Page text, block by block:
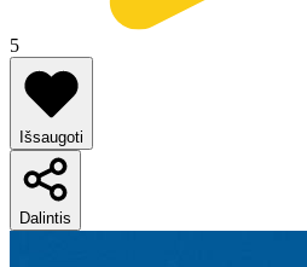
5
Išsaugoti
Dalintis